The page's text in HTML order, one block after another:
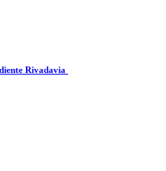
Rivadavia